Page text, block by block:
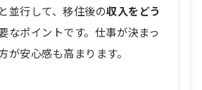
並行して、移住後の収入をどう
なポイントです。仕事が決まっ
が安心感も高まります。